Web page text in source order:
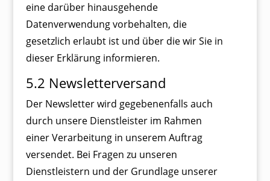
eine darüber hinausgehende
Datenverwendung vorbehalten, die
gesetzlich erlaubt ist und über die wir Sie in
dieser Erklärung informieren.
5.2 Newsletterversand
Der Newsletter wird gegebenenfalls auch
durch unsere Dienstleister im Rahmen
einer Verarbeitung in unserem Auftrag
versendet. Bei Fragen zu unseren
Dienstleistern und der Grundlage unserer